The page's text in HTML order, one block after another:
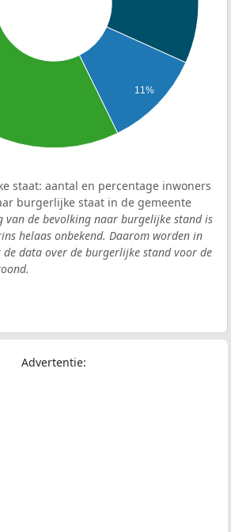
11%
staat: aantal en percentage inwoners
burgerlijke staat in de gemeente
van de bevolking naar burgelijke stand is
helaas onbekend. Daarom worden in
de data over de burgerlijke stand voor de
Advertentie: